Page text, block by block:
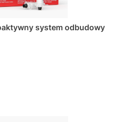
system odbudowy